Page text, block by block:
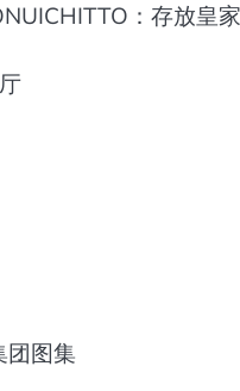
：存放皇家
团图集